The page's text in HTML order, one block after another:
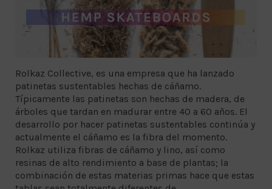
Rolkaz Collective, es una empresa que ha lanzado
patinetas sustentables hechas de cáñamo.
Típicamente las patinetas son hechas de madera, de
árboles que tardan en madurar entre 40 a 60 años. El
desarrollo por hacer patinetas sustentables continúa y
actualmente el cáñamo es la fibra del momento.
Rolkaz utiliza fibras de cáñamo y lino, así como
resinas de alto rendimiento a base de plantas; la
combinación de estas materias primas hace que estas